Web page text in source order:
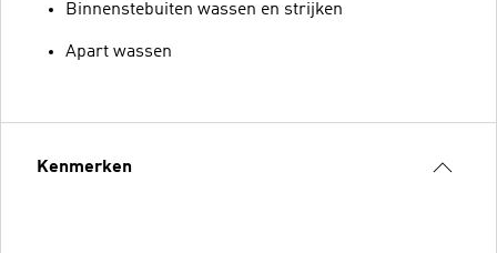
Binnenstebuiten wassen en strijken
Apart wassen
Kenmerken